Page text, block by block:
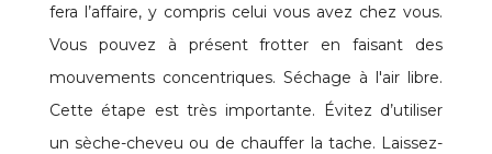
fera l’affaire, y compris celui vous avez chez vous.
Vous pouvez à présent frotter en faisant des
mouvements concentriques. Séchage à l'air libre.
Cette étape est très importante. Évitez d’utiliser
un sèche-cheveu ou de chauffer la tache. Laissez-